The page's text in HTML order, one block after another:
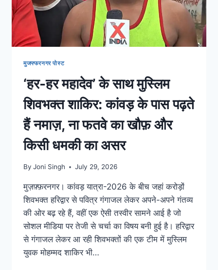
मुजफ्फरनगर पोस्ट
‘हर-हर महादेव’ के साथ मुस्लिम
शिवभक्त शाकिर: कांवड़ के पास पढ़ते
हैं नमाज़, ना फतवे का खौफ़ और
किसी धमकी का असर
By Joni Singh July 29, 2026
मुज़फ़्फ़रनगर। कांवड़ यात्रा-2026 के बीच जहां करोड़ों
शिवभक्त हरिद्वार से पवित्र गंगाजल लेकर अपने-अपने गंतव्य
की ओर बढ़ रहे हैं, वहीं एक ऐसी तस्वीर सामने आई है जो
सोशल मीडिया पर तेजी से चर्चा का विषय बनी हुई है। हरिद्वार
से गंगाजल लेकर आ रही शिवभक्तों की एक टीम में मुस्लिम
युवक मोहम्मद शाकिर भी…